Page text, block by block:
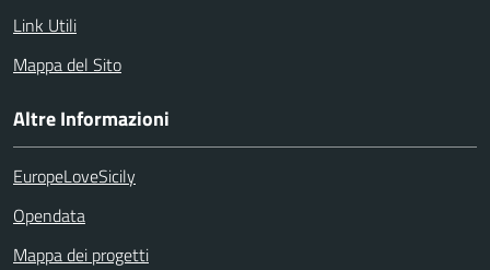
Link Utili
Mappa del Sito
Altre Informazioni
EuropeLoveSicily
Opendata
Mappa dei progetti